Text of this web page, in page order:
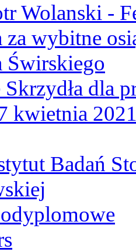
Wolanski -
za wybitne
Świrskiego
Skrzydła dla
kwietnia
Badań